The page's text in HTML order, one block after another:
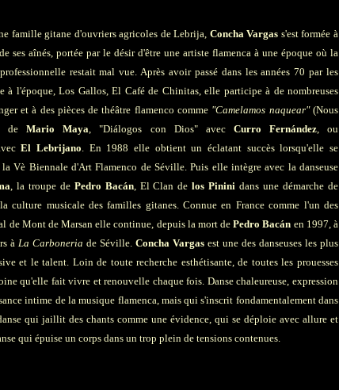
famille gitane d'ouvriers agricoles de Lebrija, Concha Vargas s'est formée à
ses aînés, portée par le désir d'être une artiste flamenca à une époque où la
restait mal vue. Après avoir passé dans les années 70 par les
à l'époque, Los Gallos, El Café de Chinitas, elle participe à de nombreuses
et à des pièces de théâtre flamenco comme "Camelamos naquear"(Nous
deMario Maya, "Diálogos con Dios" avec Curro Fernández, ou
El Lebrijano. En 1988 elle obtient un éclatant succès lorsqu'elle se
la Vè Biennale d'Art Flamenco de Séville. Puis elle intègre avec la danseuse
, la troupe de Pedro Bacán, El Clan delos Pinini dans une démarche de
culture musicale des familles gitanes. Connue en France comme l'un des
de Mont de Marsan elle continue, depuis la mort dePedro Bacán en 1997, à
à La Carboneria de Séville. Concha Vargas est une des danseuses les plus
et le talent. Loin de toute recherche esthétisante, de toutes les prouesses
qu'elle fait vivre et renouvelle chaque fois. Danse chaleureuse, expression
intime de la musique flamenca, mais qui s'inscrit fondamentalement dans
qui jaillit des chants comme une évidence, qui se déploie avec allure et
qui épuise un corps dans un trop plein de tensions contenues.